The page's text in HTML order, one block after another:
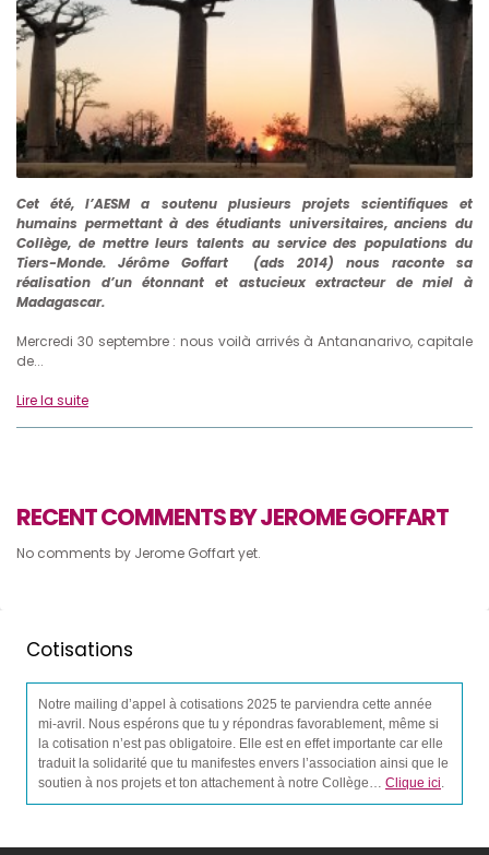
Cet été, l’AESM a soutenu plusieurs projets scientifiques et
humains permettant à des étudiants universitaires, anciens du
Collège, de mettre leurs talents au service des populations du
Tiers-Monde. Jérôme Goffart (ads 2014) nous raconte sa
réalisation d’un étonnant et astucieux extracteur de miel à
Madagascar.
Mercredi 30 septembre : nous voilà arrivés à Antananarivo, capitale
de...
Lire la suite
RECENT COMMENTS BY JEROME GOFFART
No comments by Jerome Goffart yet.
Cotisations
Notre mailing d’appel à cotisations 2025 te parviendra cette année
mi-avril. Nous espérons que tu y répondras favorablement, même si
la cotisation n’est pas obligatoire. Elle est en effet importante car elle
traduit la solidarité que tu manifestes envers l’association ainsi que le
soutien à nos projets et ton attachement à notre Collège… Clique ici